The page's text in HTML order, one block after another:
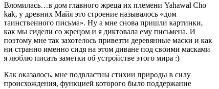
Вломилась…в дом главного жреца их племени Yahawal Cho
kak, у древних Майя это строение называлось «дом
таинственного письма». Ну а мне снова пришли картинки,
как мы сидели со жрецом и я диктовала ему письмена. И
поэтому мне так захотелось привезти деревянные маски и как
ни странно именно сидя на этом диване под своими масками
я люблю писать заметки об устройстве этого мира :)
Как оказалось, мне подвластны стихии природы в силу
происхождения, функцией которого было поддержание